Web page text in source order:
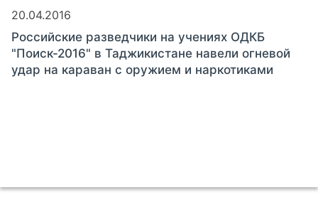
20.04.2016
Российские разведчики на учениях ОДКБ
"Поиск-2016" в Таджикистане навели огневой
удар на караван с оружием и наркотиками